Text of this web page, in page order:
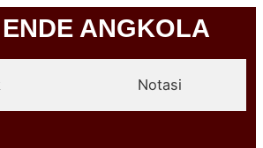
ANGKOLA
Notasi